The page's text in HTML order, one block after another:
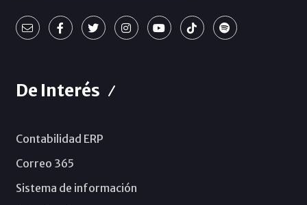
De Interés
Contabilidad ERP
Correo 365
Sistema de información